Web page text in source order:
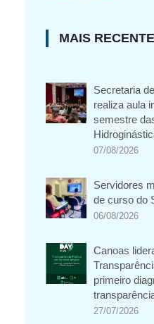
MAIS
Secretaria
realiza aula
semestre
07/08/2026
Servidores
de curso do
06/08/2026
Canoas
primeiro
27/07/2026